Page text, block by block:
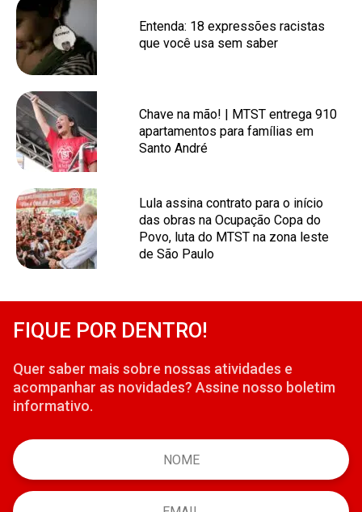
Entenda: 18 expressões racistas
que você usa sem saber
Chave na mão! | MTST entrega 910
apartamentos para famílias em
Santo André
Lula assina contrato para o início
das obras na Ocupação Copa do
Povo, luta do MTST na zona leste
de São Paulo
FIQUE POR DENTRO!
Quer saber mais sobre nossas atividades e
acompanhar as novidades? Assine nosso boletim
informativo.